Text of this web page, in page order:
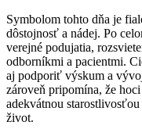
Symbolom tohto dňa je
dôstojnosť a nádej. Po
verejné podujatia,
odborníkmi a pacientmi.
aj podporiť výskum a
zároveň pripomína, že
adekvátnou
život.